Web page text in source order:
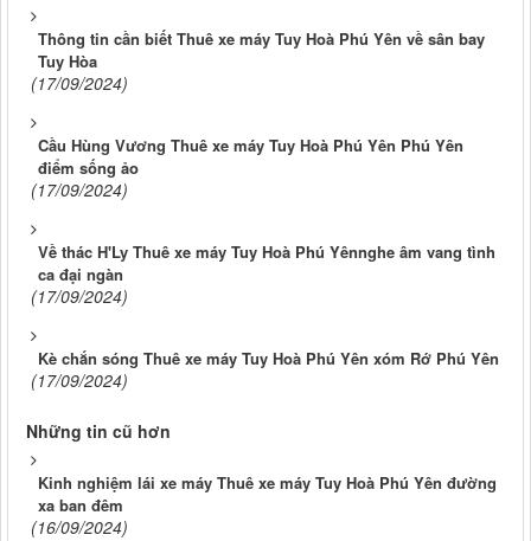
Thông tin cần biết Thuê xe máy Tuy Hoà Phú Yên về sân bay
Tuy Hòa
(17/09/2024)
Cầu Hùng Vương Thuê xe máy Tuy Hoà Phú Yên Phú Yên
điểm sống ảo
(17/09/2024)
Về thác H'Ly Thuê xe máy Tuy Hoà Phú Yênnghe âm vang tình
ca đại ngàn
(17/09/2024)
Kè chắn sóng Thuê xe máy Tuy Hoà Phú Yên xóm Rớ Phú Yên
(17/09/2024)
Những tin cũ hơn
Kinh nghiệm lái xe máy Thuê xe máy Tuy Hoà Phú Yên đường
xa ban đêm
(16/09/2024)